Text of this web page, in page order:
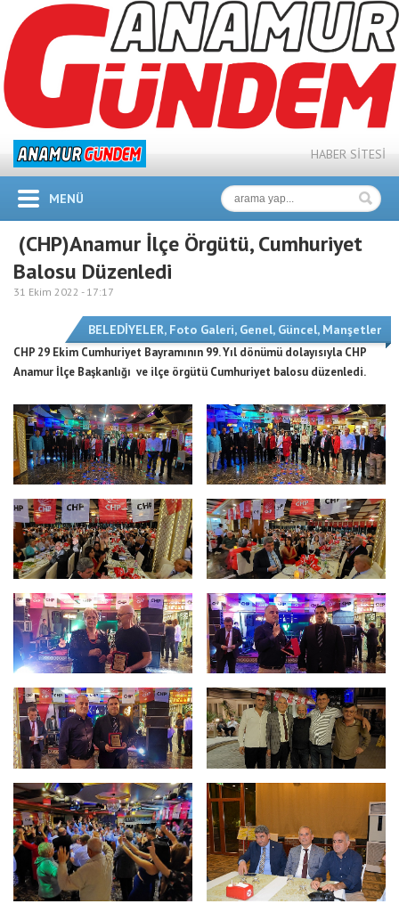
HABER SİTESİ
MENÜ
(CHP)Anamur İlçe Örgütü, Cumhuriyet
Balosu Düzenledi
31 Ekim 2022 - 17:17
BELEDİYELER, Foto Galeri, Genel, Güncel, Manşetler
CHP 29 Ekim Cumhuriyet Bayramının 99. Yıl dönümü dolayısıyla CHP
Anamur İlçe Başkanlığı ve ilçe örgütü Cumhuriyet balosu düzenledi.